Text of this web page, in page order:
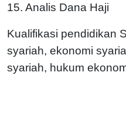
15. Analis Dana Haji
Kualifikasi pendidikan
syariah, ekonomi
syariah, hukum